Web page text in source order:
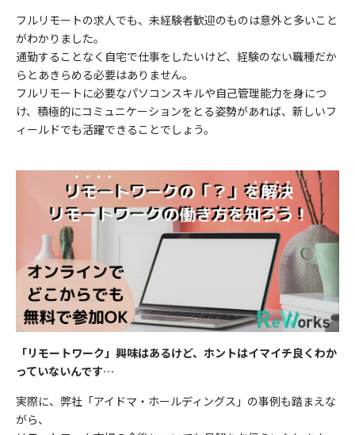
フルリモートの求人でも、未経験者歓迎のものは意外と多いこと
がわかりました。
通勤することなく自宅で仕事をしたいけど、経験のない職種だか
らとあきらめる必要はありません。
フルリモートに必要なパソコンスキルや自己管理能力を身につ
け、積極的にコミュニケーションをとる姿勢があれば、新しいフ
ィールドでも活躍できることでしょう。
「リモートワーク」興味はあるけど、ホントはイマイチ良くわか
っていないんです…
実際に、弊社「アイドマ・ホールディングス」の事例も踏まえな
がら、